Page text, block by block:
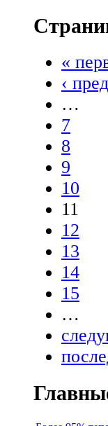
«
‹
…
7
8
9
10
11
12
13
14
15
…